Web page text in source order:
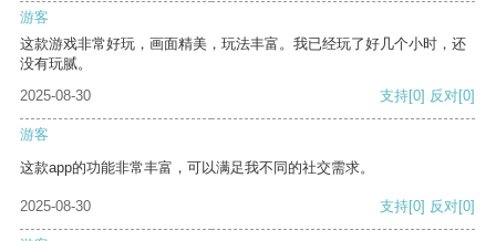
游客
这款游戏非常好玩，画面精美，玩法丰富。我已经玩了好几个小时，还
没有玩腻。
2025-08-30
支持[0] 反对[0]
游客
这款app的功能非常丰富，可以满足我不同的社交需求。
2025-08-30 支持[0] 反对[0]